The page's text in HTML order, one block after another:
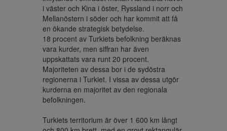
i väster och Kina i öster, Ryssland i norr och
Mellanöstern i söder och har kommit att få
en ökande strategisk betydelse.
18 procent av Turkiets befolkning beräknas
vara kurder, men siffran har även
uppskattats vara runt 20 procent.
Majoriteten av dessa bor i de sydöstra
regionerna i Turkiet. I vissa av dessa utgör
kurderna en majoritet av den regionala
befolkningen.
Turkiets territorium är över 1 600 km långt